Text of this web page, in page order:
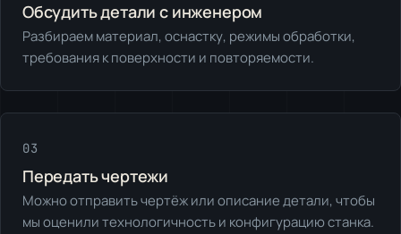
Обсудить детали с инженером
Разбираем материал, оснастку, режимы обработки,
требования к поверхности и повторяемости.
03
Передать чертежи
Можно отправить чертёж или описание детали, чтобы
мы оценили технологичность и конфигурацию станка.